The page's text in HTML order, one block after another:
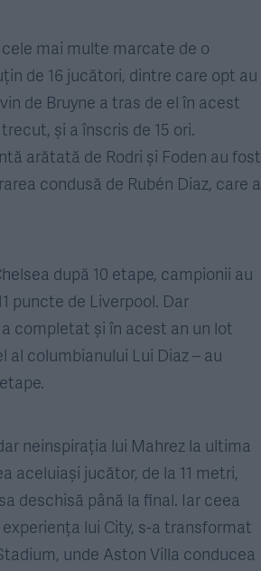
mai multe marcate de o
de 16 jucători, dintre care opt au
de Bruyne a tras de el în acest
și a înscris de 15 ori.
arătată de Rodri și Foden au fost
condusă de Rubén Diaz, care a
după 10 etape, campionii au
puncte de Liverpool. Dar
completat și în acest an un lot
columbianului Lui Diaz – au
neinspirația lui Mahrez la ultima
aceluiași jucător, de la 11 metri,
deschisă până la final. Iar ceea
lui City, s-a transformat
unde Aston Villa conducea